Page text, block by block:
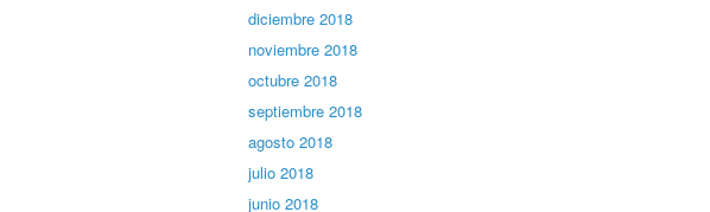
diciembre 2018
noviembre 2018
octubre 2018
septiembre 2018
agosto 2018
julio 2018
junio 2018